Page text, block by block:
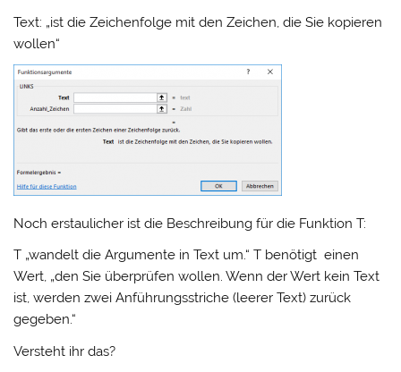
Text: „ist die Zeichenfolge mit den Zeichen, die Sie kopieren
wollen“
Noch erstaulicher ist die Beschreibung für die Funktion T:
T „wandelt die Argumente in Text um.“ T benötigt einen
Wert, „den Sie überprüfen wollen. Wenn der Wert kein Text
ist, werden zwei Anführungsstriche (leerer Text) zurück
gegeben.“
Versteht ihr das?